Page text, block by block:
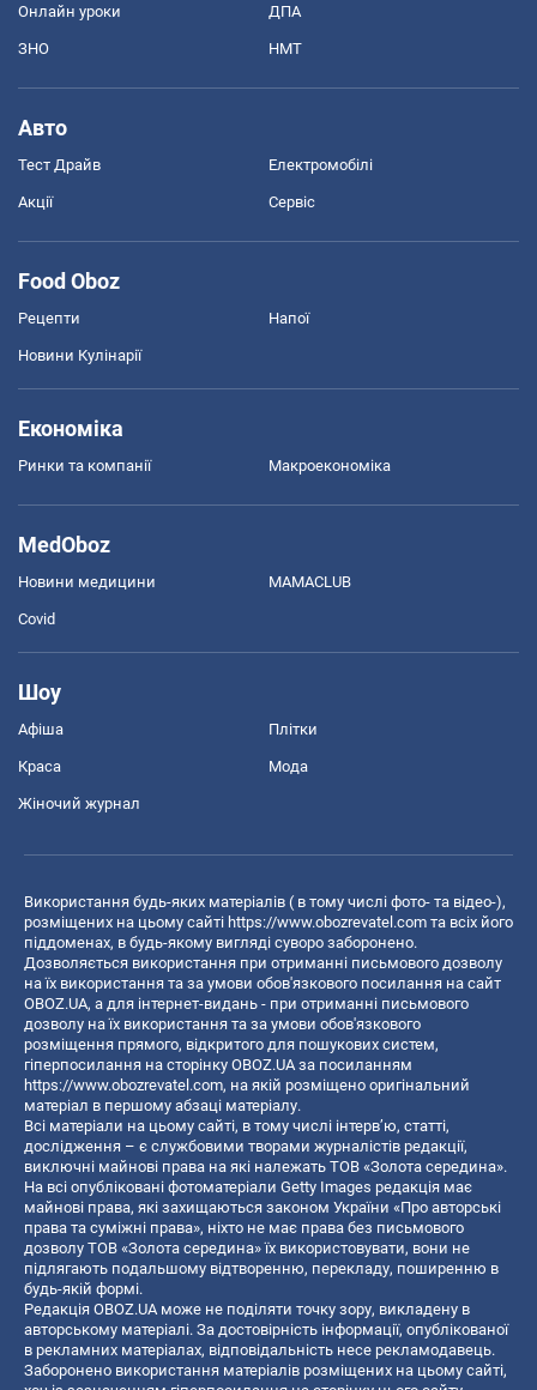
Онлайн уроки ДПА
ЗНО НМТ
Авто
Тест Драйв Електромобілі
Акції Сервіс
Food Oboz
Рецепти Напої
Новини Кулінарії
Економіка
Ринки та компанії Макроекономіка
MedOboz
Новини медицини MAMACLUB
Covid
Шоу
Афіша Плітки
Краса Мода
Жіночий журнал
Використання будь-яких матеріалів ( в тому числі фото- та відео-),
розміщених на цьому сайті https://www.obozrevatel.com та всіх його
піддоменах, в будь-якому вигляді суворо заборонено.
Дозволяється використання при отриманні письмового дозволу
на їх використання та за умови обов'язкового посилання на сайт
OBOZ.UA, а для інтернет-видань - при отриманні письмового
дозволу на їх використання та за умови обов'язкового
розміщення прямого, відкритого для пошукових систем,
гіперпосилання на сторінку OBOZ.UA за посиланням
https://www.obozrevatel.com, на якій розміщено оригінальний
матеріал в першому абзаці матеріалу.
Всі матеріали на цьому сайті, в тому числі інтерв’ю, статті,
дослідження – є службовими творами журналістів редакції,
виключні майнові права на які належать ТОВ «Золота середина».
На всі опубліковані фотоматеріали Getty Images редакція має
майнові права, які захищаються законом України «Про авторські
права та суміжні права», ніхто не має права без письмового
дозволу ТОВ «Золота середина» їх використовувати, вони не
підлягають подальшому відтворенню, перекладу, поширенню в
будь-якій формі.
Редакція OBOZ.UA може не поділяти точку зору, викладену в
авторському матеріалі. За достовірність інформації, опублікованої
в рекламних матеріалах, відповідальність несе рекламодавець.
Заборонено використання матеріалів розміщених на цьому сайті,